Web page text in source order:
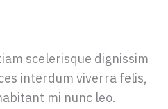
scelerisque dignissim
interdum viverra felis,
mi nunc leo.